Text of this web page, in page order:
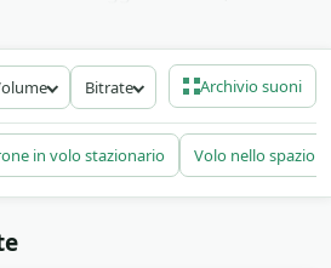
breve passaggio costruisce
visivo in pochi frame.
118 clip che
aerei, veicoli sospesi,
le scarichi gratis e senza
cinematografici, sound
Bitrate Archivio suoni
in volo stazionario Volo nello spazio